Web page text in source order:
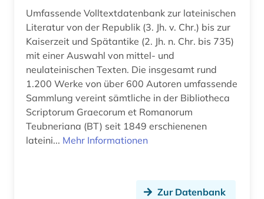
Umfassende Volltextdatenbank zur lateinischen
Literatur von der Republik (3. Jh. v. Chr.) bis zur
Kaiserzeit und Spätantike (2. Jh. n. Chr. bis 735)
mit einer Auswahl von mittel- und
neulateinischen Texten. Die insgesamt rund
1.200 Werke von über 600 Autoren umfassende
Sammlung vereint sämtliche in der Bibliotheca
Scriptorum Graecorum et Romanorum
Teubneriana (BT) seit 1849 erschienenen
lateini... Mehr Informationen
Zur Datenbank